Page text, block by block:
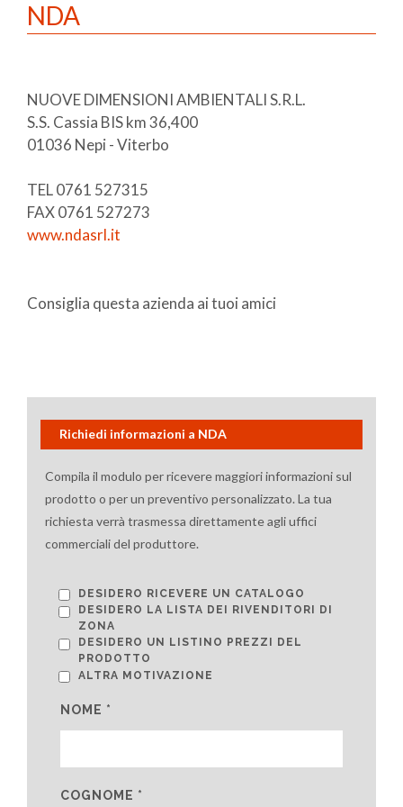
NDA
NUOVE DIMENSIONI AMBIENTALI S.R.L.
S.S. Cassia BIS km 36,400
01036 Nepi - Viterbo
TEL 0761 527315
FAX 0761 527273
www.ndasrl.it
Consiglia questa azienda ai tuoi amici
Richiedi informazioni a NDA
Compila il modulo per ricevere maggiori informazioni sul
prodotto o per un preventivo personalizzato. La tua
richiesta verrà trasmessa direttamente agli uffici
commerciali del produttore.
DESIDERO RICEVERE UN CATALOGO
DESIDERO LA LISTA DEI RIVENDITORI DI
ZONA
DESIDERO UN LISTINO PREZZI DEL
PRODOTTO
ALTRA MOTIVAZIONE
NOME *
COGNOME *